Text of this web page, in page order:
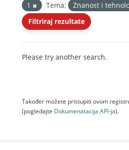
1
Tema:
Znanost i
Filtriraj rezultate
Please try another search.
Također možete pristupiti ovom
(pogledajte Dokumenаtаcijа API-jа).